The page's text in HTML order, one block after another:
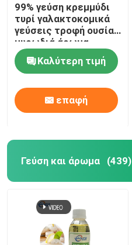
99% γεύση κρεμμύδι
τυρί γαλακτοκομικά
γεύσεις τροφή ουσία
μυρωδιά άρωμα
Καλύτερη τιμή
επαφή
Γεύση και άρωμα (439)